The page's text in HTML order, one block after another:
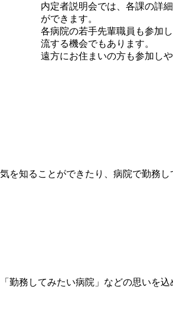
内定者説明会では、各課の詳
ができます。
各病院の若手先輩職員も参加
流する機会でもあります。
遠方にお住まいの方も参加し
を知ることができたり、病院で勤務
務してみたい病院」などの思いを